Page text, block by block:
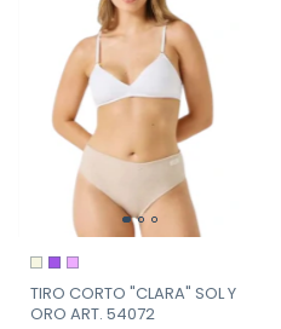
TIRO CORTO "CLARA" SOL Y
ORO ART. 54072